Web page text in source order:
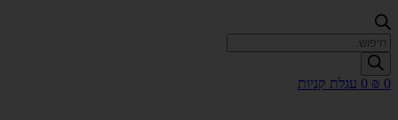
Products
search
₪ 0
0 עגלת קניות